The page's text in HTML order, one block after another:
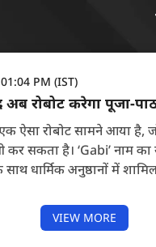
PM (IST)
अब रोबोट करेगा पूजा-
एक ऐसा रोबोट सामने आया
कर सकता है। ‘Gabi’ नाम का
साथ धार्मिक अनुष्ठानों में
VIEW MORE